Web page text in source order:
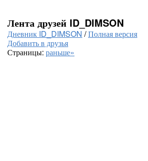
Лента друзей ID_DIMSON
Дневник ID_DIMSON /Полная версия
Добавить в друзья
Страницы: раньше»